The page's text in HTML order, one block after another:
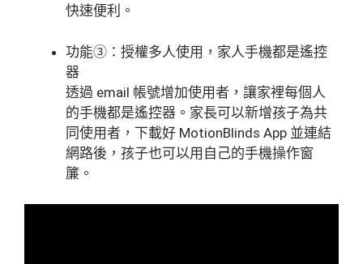
快速便利。
功能③：授權多人使用，家人手機都是遙控
器
透過 email 帳號增加使用者，讓家裡每個人
的手機都是遙控器。家長可以新增孩子為共
同使用者，下載好 MotionBlinds App 並連結
網路後，孩子也可以用自己的手機操作窗
簾。